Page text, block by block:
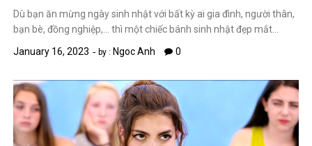
Dù bạn ăn mừng ngày sinh nhật với bất kỳ ai gia đình, người thân,
bạn bè, đồng nghiệp,… thì một chiếc bánh sinh nhật đẹp mắt…
January 16, 2023
by : Ngoc Anh 0